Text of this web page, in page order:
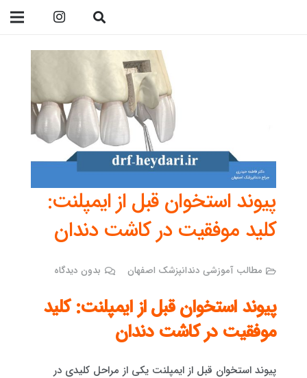
پیوند استخوان قبل از ایمپلنت:
کلید موفقیت در کاشت دندان
مطالب آموزشی دندانپزشک اصفهان بدون دیدگاه
پیوند استخوان قبل از ایمپلنت: کلید
موفقیت در کاشت دندان
پیوند استخوان قبل از ایمپلنت یکی از مراحل کلیدی در